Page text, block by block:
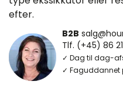
efter.
B2B
Tlf. (+45) 86
✓ Dag til dag-
✓ Faguddannet